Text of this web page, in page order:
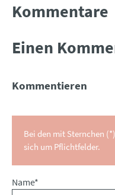
Kommentare
Einen
Kommentieren
Bei den mit Sternchen
sich um Pflichtfelder.
Pflichtfeld
Name*